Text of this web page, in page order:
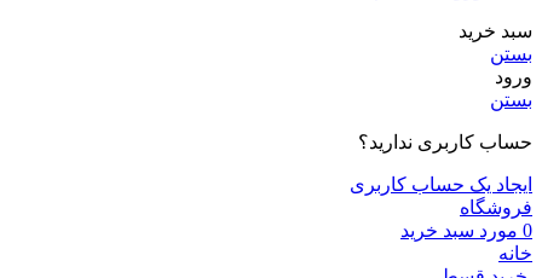
سبد خرید
بستن
ورود
بستن
حساب کاربری ندارید؟
ایجاد یک حساب کاربری
فروشگاه
0 مورد سبد خرید
خانه